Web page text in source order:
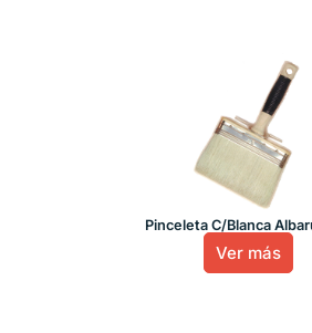
Pinceleta C/Blanca
Ver más